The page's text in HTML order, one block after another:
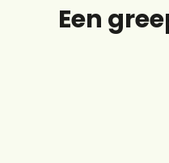
Een
Installatie